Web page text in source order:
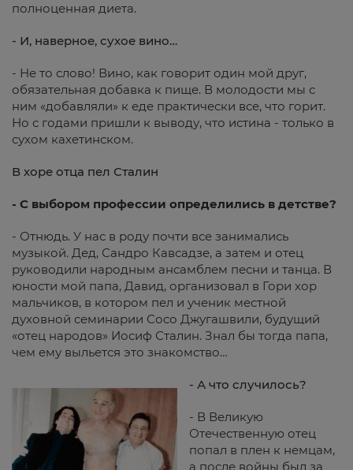
полноценная диета.
- И, наверное, сухое вино…
- Не то слово! Вино, как говорит один мой друг,
обязательная добавка к пище. В молодости мы с
ним «добавляли» к еде практически все, что горит.
Но с годами пришли к выводу, что истина - только в
сухом кахетинском.
В хоре отца пел Сталин
- С выбором профессии определились в детстве?
- Отнюдь. У нас в роду почти все занимались
музыкой. Дед, Сандро Кавсадзе, а затем и отец
руководили народным ансамблем песни и танца. В
юности мой папа, Давид, организовал в Гори хор
мальчиков, в котором пел и ученик местной
духовной семинарии Сосо Джугашвили, будущий
«отец народов» Иосиф Сталин. Знал бы тогда папа,
чем ему выльется это знакомство…
- А что случилось?
- В Великую
Отечественную отец
попал в плен к немцам,
а после войны был за